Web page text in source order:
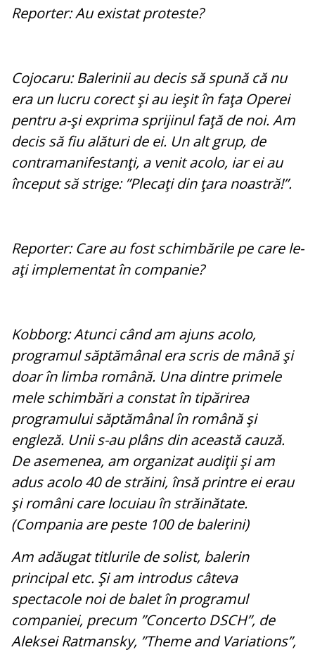
Reporter: Au existat proteste?
Cojocaru: Balerinii au decis să spună că nu
era un lucru corect şi au ieşit în faţa Operei
pentru a-şi exprima sprijinul faţă de noi. Am
decis să fiu alături de ei. Un alt grup, de
contramanifestanţi, a venit acolo, iar ei au
început să strige: ”Plecaţi din ţara noastră!”.
Reporter: Care au fost schimbările pe care le-
aţi implementat în companie?
Kobborg: Atunci când am ajuns acolo,
programul săptămânal era scris de mână şi
doar în limba română. Una dintre primele
mele schimbări a constat în tipărirea
programului săptămânal în română şi
engleză. Unii s-au plâns din această cauză.
De asemenea, am organizat audiţii şi am
adus acolo 40 de străini, însă printre ei erau
şi români care locuiau în străinătate.
(Compania are peste 100 de balerini)
Am adăugat titlurile de solist, balerin
principal etc. Şi am introdus câteva
spectacole noi de balet în programul
companiei, precum ”Concerto DSCH”, de
Aleksei Ratmansky, ”Theme and Variations”,